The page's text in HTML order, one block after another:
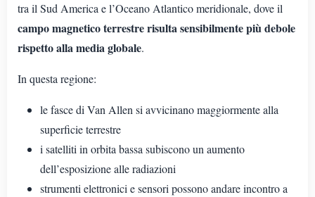
tra il Sud America e l’Oceano Atlantico meridionale, dove il
campo magnetico terrestre risulta sensibilmente più debole
rispetto alla media globale.
In questa regione:
le fasce di Van Allen si avvicinano maggiormente alla
superficie terrestre
i satelliti in orbita bassa subiscono un aumento
dell’esposizione alle radiazioni
strumenti elettronici e sensori possono andare incontro a